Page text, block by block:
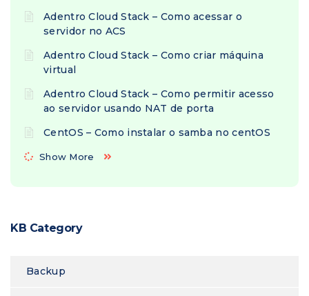
Adentro Cloud Stack – Como acessar o
servidor no ACS
Adentro Cloud Stack – Como criar máquina
virtual
Adentro Cloud Stack – Como permitir acesso
ao servidor usando NAT de porta
CentOS – Como instalar o samba no centOS
Show More
KB Category
Backup